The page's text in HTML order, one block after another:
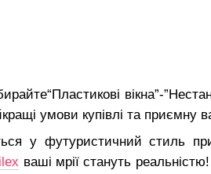
вікна”-
умови купівлі та приємну
у футуристичний стиль
ваші мрії стануть